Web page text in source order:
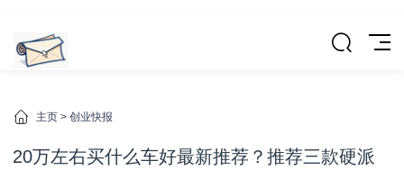
主页 > 创业快报
20万左右买什么车好最新推荐？推荐三款硬派